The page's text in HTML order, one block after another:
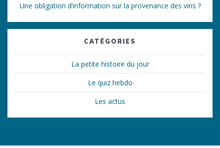
Une obligation d’information sur la provenance des vins ?
CATÉGORIES
La petite histoire du jour
Le quiz hebdo
Les actus